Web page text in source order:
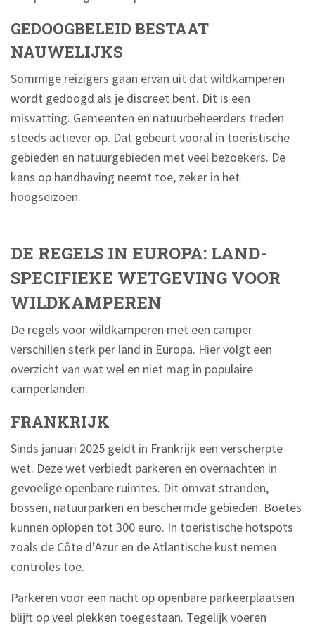
GEDOOGBELEID BESTAAT
NAUWELIJKS
Sommige reizigers gaan ervan uit dat wildkamperen
wordt gedoogd als je discreet bent. Dit is een
misvatting. Gemeenten en natuurbeheerders treden
steeds actiever op. Dat gebeurt vooral in toeristische
gebieden en natuurgebieden met veel bezoekers. De
kans op handhaving neemt toe, zeker in het
hoogseizoen.
DE REGELS IN EUROPA: LAND-
SPECIFIEKE WETGEVING VOOR
WILDKAMPEREN
De regels voor wildkamperen met een camper
verschillen sterk per land in Europa. Hier volgt een
overzicht van wat wel en niet mag in populaire
camperlanden.
FRANKRIJK
Sinds januari 2025 geldt in Frankrijk een verscherpte
wet. Deze wet verbiedt parkeren en overnachten in
gevoelige openbare ruimtes. Dit omvat stranden,
bossen, natuurparken en beschermde gebieden. Boetes
kunnen oplopen tot 300 euro. In toeristische hotspots
zoals de Côte d’Azur en de Atlantische kust nemen
controles toe.
Parkeren voor een nacht op openbare parkeerplaatsen
blijft op veel plekken toegestaan. Tegelijk voeren